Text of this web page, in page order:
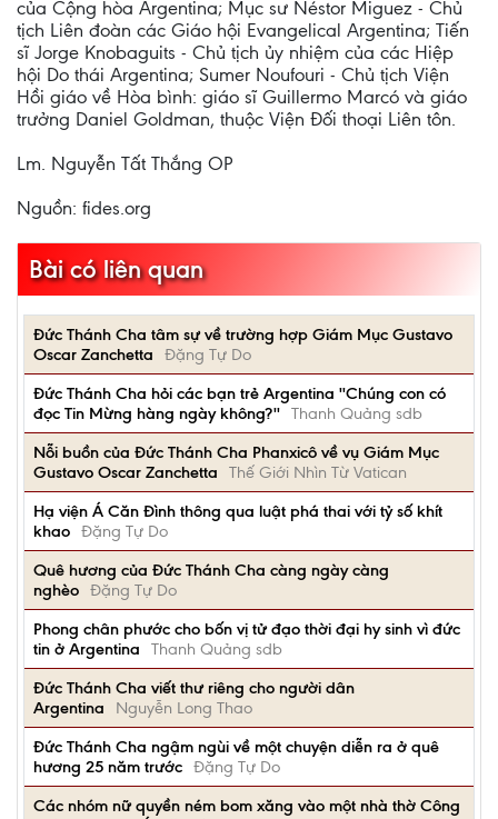
của Cộng hòa Argentina; Mục sư Néstor Miguez - Chủ
tịch Liên đoàn các Giáo hội Evangelical Argentina; Tiến
sĩ Jorge Knobaguits - Chủ tịch ủy nhiệm của các Hiệp
hội Do thái Argentina; Sumer Noufouri - Chủ tịch Viện
Hồi giáo về Hòa bình: giáo sĩ Guillermo Marcó và giáo
trưởng Daniel Goldman, thuộc Viện Đối thoại Liên tôn.
Lm. Nguyễn Tất Thắng OP
Nguồn: fides.org
Bài có liên quan
Đức Thánh Cha tâm sự về trường hợp Giám Mục Gustavo
Oscar Zanchetta
Đặng Tự Do
Đức Thánh Cha hỏi các bạn trẻ Argentina ''Chúng con có
đọc Tin Mừng hàng ngày không?'' Thanh Quảng sdb
Nỗi buồn của Đức Thánh Cha Phanxicô về vụ Giám Mục
Gustavo Oscar Zanchetta
Thế Giới Nhìn Từ Vatican
Hạ viện Á Căn Đình thông qua luật phá thai với tỷ số khít
khao Đặng Tự Do
Quê hương của Đức Thánh Cha càng ngày càng
nghèo Đặng Tự Do
Phong chân phước cho bốn vị tử đạo thời đại hy sinh vì đức
tin ở Argentina
Thanh Quảng sdb
Đức Thánh Cha viết thư riêng cho người dân
Argentina
Nguyễn Long Thao
Đức Thánh Cha ngậm ngùi về một chuyện diễn ra ở quê
hương 25 năm trước Đặng Tự Do
Các nhóm nữ quyền ném bom xăng vào một nhà thờ Công